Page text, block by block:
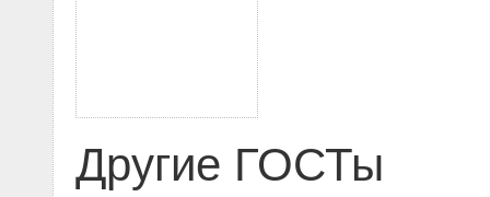
Другие ГОСТы